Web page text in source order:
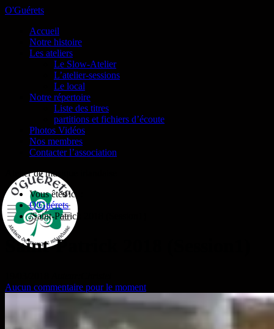
O'Guérets
Accueil
Notre histoire
Les ateliers
Le Slow-Atelier
L’atelier-sessions
Le local
Notre répertoire
Liste des titres
partitions et fichiers d’écoute
Photos Vidéos
Nos membres
Contacter l’association
Atelier de musique irlandaise
Vous êtes ici :
O'Guérets
/Saint-Patrick 2018 (Session1)
Saint-Patrick 2018 (Session1)
Aucun commentaire pour le moment